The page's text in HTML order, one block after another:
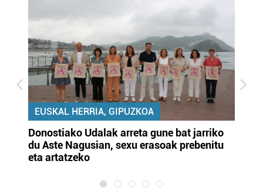
EUSKAL HERRIA, GIPUZKOA
Donostiako Udalak arreta gune bat jarriko
du Aste Nagusian, sexu erasoak prebenitu
eta artatzeko